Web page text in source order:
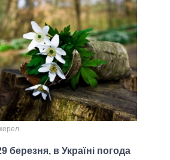
березня, в Україні погода